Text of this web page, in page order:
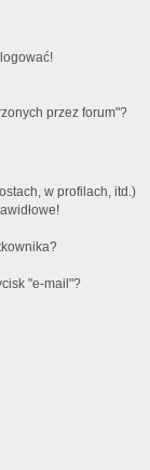
przez forum"?
w profilach, itd.)
"e-mail"?